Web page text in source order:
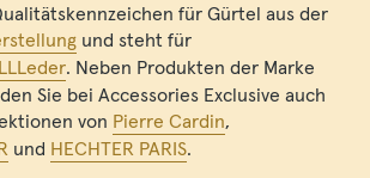
für Gürtel aus der
und steht für
. Neben Produkten der Marke
Sie bei Accessories Exclusive auch
von Pierre Cardin,
und HECHTER PARIS.